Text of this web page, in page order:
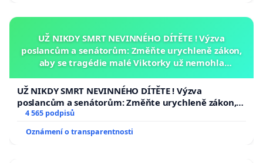
UŽ NIKDY SMRT NEVINNÉHO DÍTĚTE ! Výzva
poslancům a senátorům: Změňte urychleně zákon,
aby se tragédie malé Viktorky už nemohla
UŽ NIKDY SMRT NEVINNÉHO DÍTĚTE ! Výzva
poslancům a senátorům: Změňte urychleně zákon,
aby se tragédie malé Viktorky už nemohla opakovat!
4 565 podpisů
Oznámení o transparentnosti